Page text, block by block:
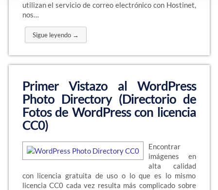
utilizan el servicio de correo electrónico con Hostinet,
nos…
Sigue leyendo →
Primer Vistazo al WordPress
Photo Directory (Directorio de
Fotos de WordPress con licencia
CC0)
Encontrar
imágenes en
alta calidad
con licencia gratuita de uso o lo que es lo mismo
licencia CC0 cada vez resulta más complicado sobre